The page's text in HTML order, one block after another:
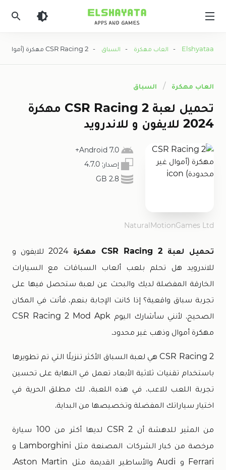
Elshyataa
- العاب مهكرة - السباق - CSR Racing 2 مهكرة (أموال غير محدودة)
العاب مهكرة السباق
تحميل لعبة CSR Racing 2 مهكرة
2024 للايفون و للاندرويد
Android 7.0+
إصدار: 4.7.0
2.8 GB
NaturalMotionGames Ltd
تحميل لعبة CSR Racing 2 مهكرة
2024 للايفون و
للاندرويد هل تحلم بلعب ألعاب السباقات مع السيارات
الخارقة المفضلة لديك والبحث عن لعبة ستحصل فيها على
تجربة سباق واقعية؟ إذا كانت الإجابة بنعم، فأنت في المكان
الصحيح. لأنني سأشارك اليوم CSR Racing 2 Mod Apk
مهكرة أموال وذهب غير محدود.
CSR Racing 2 هي لعبة السباق الأكثر تنزيلًا التي تم تطويرها
باستخدام تقنيات ثلاثية الأبعاد تعمل في النهاية على تحسين
تجربة اللعب للاعب. في هذه اللعبة، لك مطلق الحرية في
اختيار سياراتك المفضلة وتخصيصها من البداية.
من المثير للدهشة أن CSR 2 لديها أكثر من 100 سيارة
مرخصة من كبار الشركات المصنعة مثل Lamborghini و
Ferrari و Audi والأساطير القديمة مثل Aston Martin.